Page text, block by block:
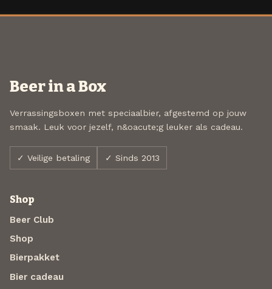
Beer in a Box
Verrassingsboxen met speciaalbier, afgestemd op jouw
smaak. Leuk voor jezelf, n&oacute;g leuker als cadeau.
✓ Veilige betaling ✓ Sinds 2013
Shop
Beer Club
Shop
Bierpakket
Bier cadeau